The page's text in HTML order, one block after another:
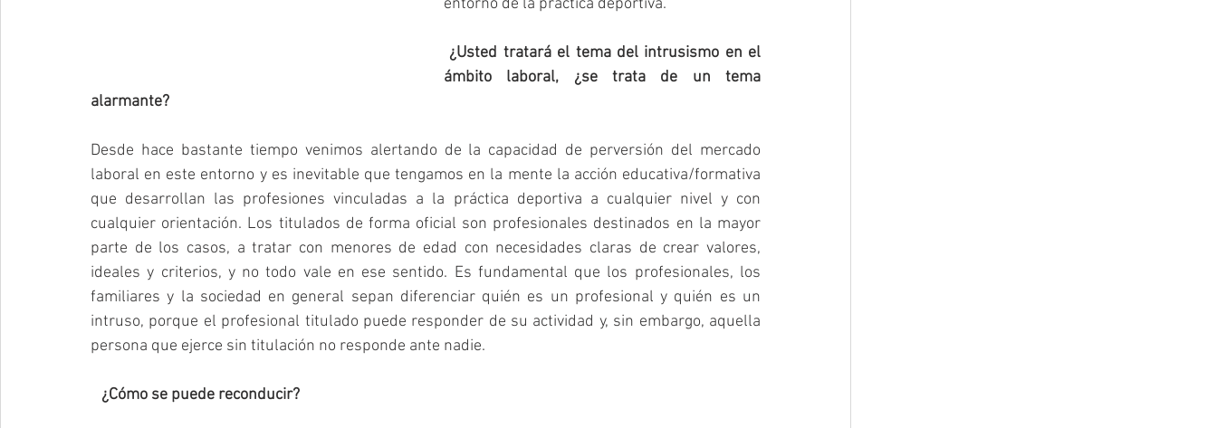
entorno de la práctica deportiva.
ámbito laboral, ¿se trata de un tema
alarmante?
Desde hace bastante tiempo venimos alertando de la capacidad de perversión del mercado
laboral en este entorno y es inevitable que tengamos en la mente la acción educativa/formativa
que desarrollan las profesiones vinculadas a la práctica deportiva a cualquier nivel y con
cualquier orientación. Los titulados de forma oficial son profesionales destinados en la mayor
parte de los casos, a tratar con menores de edad con necesidades claras de crear valores,
ideales y criterios, y no todo vale en ese sentido. Es fundamental que los profesionales, los
familiares y la sociedad en general sepan diferenciar quién es un profesional y quién es un
intruso, porque el profesional titulado puede responder de su actividad y, sin embargo, aquella
persona que ejerce sin titulación no responde ante nadie.
   ¿Cómo se puede reconducir?